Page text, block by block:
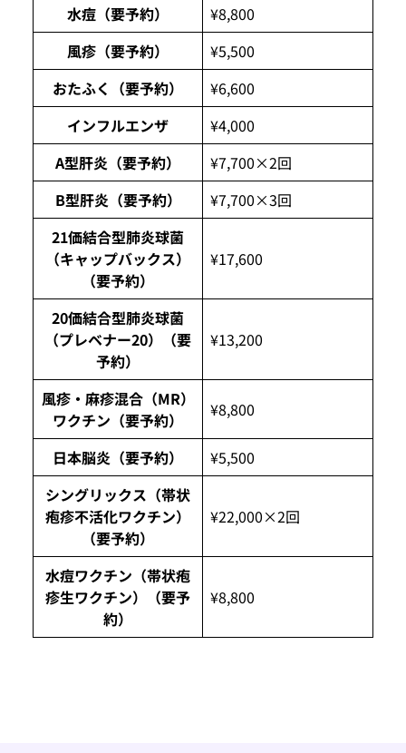
水痘（要予約）
¥8,800
風疹（要予約）
¥5,500
おたふく（要予約）
¥6,600
インフルエンザ
¥4,000
A型肝炎（要予約）
¥7,700×2回
B型肝炎（要予約）
¥7,700×3回
21価結合型肺炎球菌
（キャップバックス）
（要予約）
¥17,600
20価結合型肺炎球菌
（プレベナー20）（要
予約）
¥13,200
風疹・麻疹混合（MR）
ワクチン（要予約）
¥8,800
日本脳炎（要予約）
¥5,500
シングリックス（帯状
疱疹不活化ワクチン）
（要予約）
¥22,000×2回
水痘ワクチン（帯状疱
疹生ワクチン）（要予
約）
¥8,800